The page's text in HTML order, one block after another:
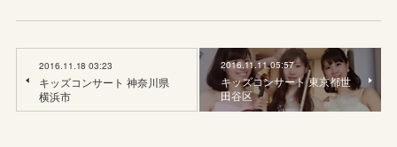
2016.11.18 03:23
キッズコンサート 神奈川県
横浜市
2016.11.11 05:57
キッズコンサート 東京都世
田谷区